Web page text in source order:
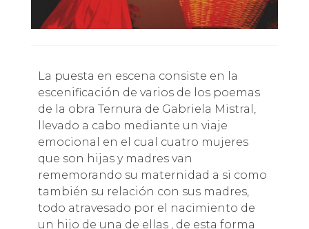
La puesta en escena consiste en la
escenificación de varios de los poemas
de la obra Ternura de Gabriela Mistral,
llevado a cabo mediante un viaje
emocional en el cual cuatro mujeres
que son hijas y madres van
rememorando su maternidad a si como
también su relación con sus madres,
todo atravesado por el nacimiento de
un hijo de una de ellas , de esta forma